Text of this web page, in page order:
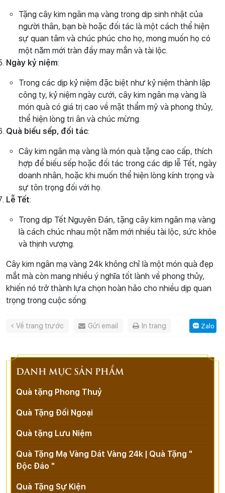
Tặng cây kim ngân mạ vàng trong dịp sinh nhật của
người thân, bạn bè hoặc đối tác là một cách thể hiện
sự quan tâm và chúc phúc cho họ, mong muốn họ có
một năm mới tràn đầy may mắn và tài lộc.
Ngày kỷ niệm:
Trong các dịp kỷ niệm đặc biệt như kỷ niệm thành lập
công ty, kỷ niệm ngày cưới, cây kim ngân mạ vàng là
món quà có giá trị cao về mặt thẩm mỹ và phong thủy,
thể hiện lòng tri ân và chúc mừng.
Quà biếu sếp, đối tác:
Cây kim ngân mạ vàng là món quà tặng cao cấp, thích
hợp để biếu sếp hoặc đối tác trong các dịp lễ Tết, ngày
doanh nhân, hoặc khi muốn thể hiện lòng kính trọng và
sự tôn trọng đối với họ.
Lễ Tết:
Trong dịp Tết Nguyên Đán, tặng cây kim ngân mạ vàng
là cách chúc nhau một năm mới nhiều tài lộc, sức khỏe
và thịnh vượng.
Cây kim ngân mạ vàng 24k không chỉ là một món quà đẹp
mắt mà còn mang nhiều ý nghĩa tốt lành về phong thủy,
khiến nó trở thành lựa chọn hoàn hảo cho nhiều dịp quan
trọng trong cuộc sống.
Về trang trước Gửi email In trang Zalo
DANH MỤC SẢN PHẨM
Quà tặng Phong Thuỷ
Quà Tặng Đối Ngoại
Quà tặng Lưu Niệm
Quà Tặng Mạ Vàng Dát Vàng 24k | Quà Tặng "
Độc Đáo "
Quà Tặng Sự Kiện